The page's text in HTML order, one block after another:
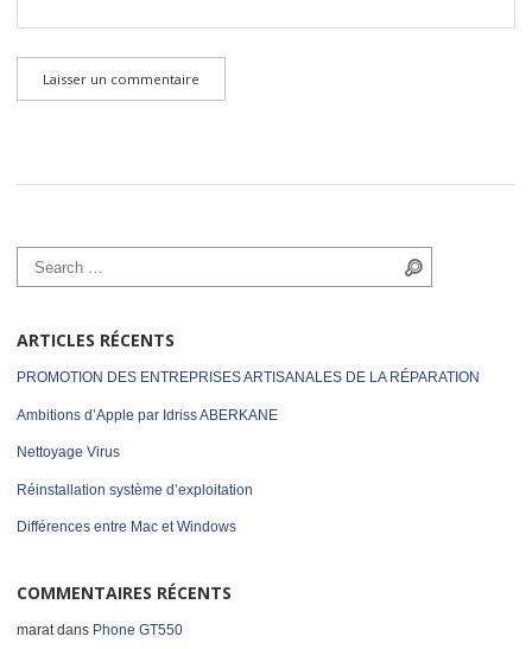
Search for:
ARTICLES RÉCENTS
PROMOTION DES ENTREPRISES ARTISANALES DE LA RÉPARATION
Ambitions d’Apple par Idriss ABERKANE
Nettoyage Virus
Réinstallation système d’exploitation
Différences entre Mac et Windows
COMMENTAIRES RÉCENTS
maratdans Phone GT550